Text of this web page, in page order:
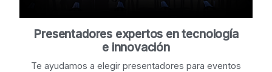
Presentadores expertos en tecnología
e innovación
Te ayudamos a elegir presentadores para eventos